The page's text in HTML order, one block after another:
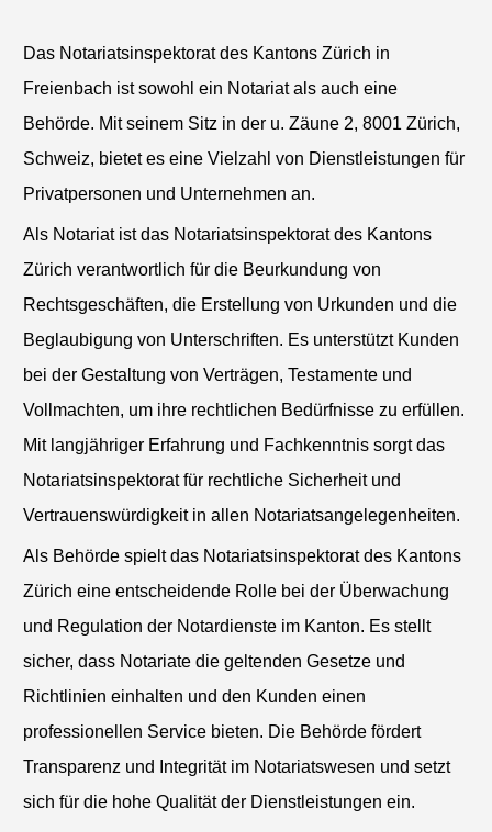
Das Notariatsinspektorat des Kantons Zürich in
Freienbach ist sowohl ein Notariat als auch eine
Behörde. Mit seinem Sitz in der u. Zäune 2, 8001 Zürich,
Schweiz, bietet es eine Vielzahl von Dienstleistungen für
Privatpersonen und Unternehmen an.
Als Notariat ist das Notariatsinspektorat des Kantons
Zürich verantwortlich für die Beurkundung von
Rechtsgeschäften, die Erstellung von Urkunden und die
Beglaubigung von Unterschriften. Es unterstützt Kunden
bei der Gestaltung von Verträgen, Testamente und
Vollmachten, um ihre rechtlichen Bedürfnisse zu erfüllen.
Mit langjähriger Erfahrung und Fachkenntnis sorgt das
Notariatsinspektorat für rechtliche Sicherheit und
Vertrauenswürdigkeit in allen Notariatsangelegenheiten.
Als Behörde spielt das Notariatsinspektorat des Kantons
Zürich eine entscheidende Rolle bei der Überwachung
und Regulation der Notardienste im Kanton. Es stellt
sicher, dass Notariate die geltenden Gesetze und
Richtlinien einhalten und den Kunden einen
professionellen Service bieten. Die Behörde fördert
Transparenz und Integrität im Notariatswesen und setzt
sich für die hohe Qualität der Dienstleistungen ein.